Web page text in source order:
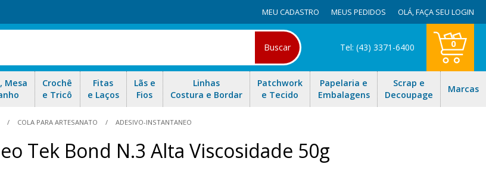
MEU CADASTRO MEUS PEDIDOS OLÁ,FAÇA SEU LOGIN
Buscar Tel: (43) 3371-6400 0
Mesa
Crochê
e Tricô
Fitas
e Laços
Lãs e
Fios
Linhas
Costura e Bordar
Patchwork
e Tecido
Papelaria e
Embalagens
Scrap e
Decoupage
Marcas
COLA PARA ARTESANATO ADESIVO-INSTANTANEO
Tek Bond N.3 Alta Viscosidade 50g